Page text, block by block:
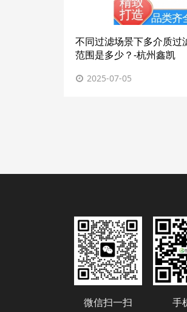
不同过滤场景下多介质过
范围是多少？-杭州鑫凯
2025-07-05
微信扫一扫 手